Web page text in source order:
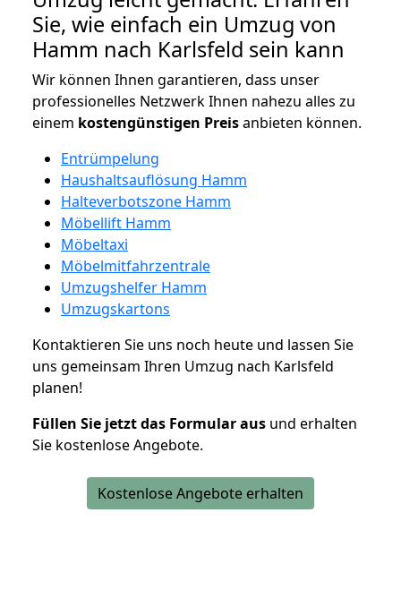
Sie, wie einfach ein Umzug von
Hamm nach Karlsfeld sein kann
Wir können Ihnen garantieren, dass unser
professionelles Netzwerk Ihnen nahezu alles zu
einem kostengünstigen Preisanbieten können.
Entrümpelung
Haushaltsauflösung Hamm
Halteverbotszone Hamm
Möbellift Hamm
Möbeltaxi
Möbelmitfahrzentrale
Umzugshelfer Hamm
Umzugskartons
Kontaktieren Sie uns noch heute und lassen Sie
uns gemeinsam Ihren Umzug nach Karlsfeld
planen!
Füllen Sie jetzt das Formular aus und erhalten
Sie kostenlose Angebote.
Kostenlose Angebote erhalten